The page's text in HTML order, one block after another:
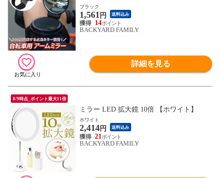
ブラック
1,561 円 送料込み
14
BACKYARD FAMILY
詳細を見る
8/9時点_ポイント最大11倍
ミラー LED 拡大鏡 10倍 【ホワイト】
ホワイト
2,414円 送料込み
21
BACKYARD FAMILY